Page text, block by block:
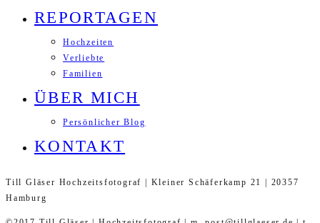
REPORTAGEN
Hochzeiten
Verliebte
Familien
ÜBER MICH
Persönlicher Blog
KONTAKT
Till Gläser Hochzeitsfotograf | Kleiner Schäferkamp 21 | 20357
Hamburg